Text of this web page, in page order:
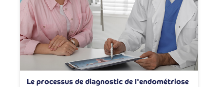
Le processus de diagnostic de l'endométriose